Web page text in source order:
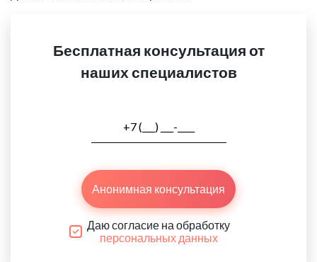
Бесплатная консультация от
наших специалистов
Анонимная консультация
Даю согласие на обработку
персональных данных